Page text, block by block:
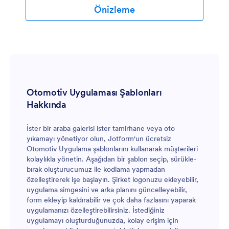
Uygulaması şablonunda değişiklikler yapın. Logonuzu
ekleyin, uygulama simgesini veya arka planını değiştirin,
Önizleme
Otomotiv Uygulaması Şablonları
Hakkında
İster bir araba galerisi ister tamirhane veya oto
yıkamayı yönetiyor olun, Jotform'un ücretsiz
Otomotiv Uygulama şablonlarını kullanarak müşterileri
kolaylıkla yönetin. Aşağıdan bir şablon seçip, sürükle-
bırak oluşturucumuz ile kodlama yapmadan
özelleştirerek işe başlayın. Şirket logonuzu ekleyebilir,
uygulama simgesini ve arka planını güncelleyebilir,
form ekleyip kaldırabilir ve çok daha fazlasını yaparak
uygulamanızı özelleştirebilirsiniz. İstediğiniz
uygulamayı oluşturduğunuzda, kolay erişim için